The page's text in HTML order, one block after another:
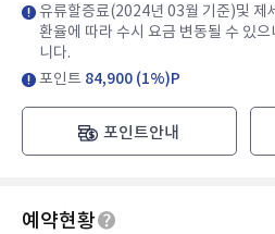
유류할증료(2024년 03월 기준)및 제
환율에 따라 수시 요금 변동될 수 있
니다.
포인트 84,900 (1%)P
포인트안내
예약현황